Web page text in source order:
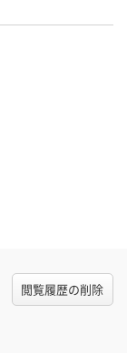
閲覧履歴の削除